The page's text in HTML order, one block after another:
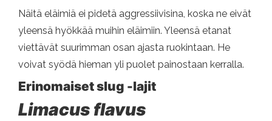
Näitä eläimiä ei pidetä aggressiivisina, koska ne eivät
yleensä hyökkää muihin eläimiin. Yleensä etanat
viettävät suurimman osan ajasta ruokintaan. He
voivat syödä hieman yli puolet painostaan ​​kerralla.
Erinomaiset slug -lajit
Limacus flavus